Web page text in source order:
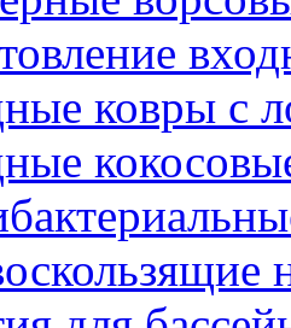
ковры с